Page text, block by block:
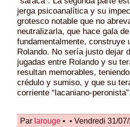
jerga psicoanalítica y su
grotesco notable que no
neutralizarla, que hace gala
fundamentalmente, construye
Rolando. No sería justo dejar
jugadas entre Rolando y su
resultan memorables,
crédulo y sumiso, y que su
corriente “lacaniano-
Par larouge • • Vendredi 31/